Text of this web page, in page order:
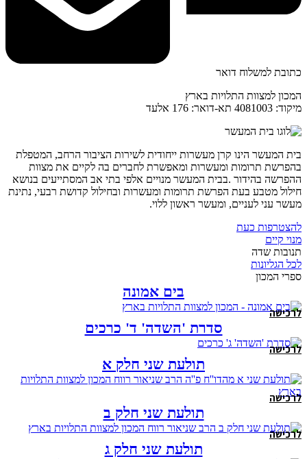
כתובת למשלוח דואר
המכון למצוות התלויות בארץ
מיקוד: 4081003 תא-דואר: 176 אלעד
בית המעשר הינו קרן מעשרות ייחודית לשירות הציבור הרחב, המטפלת
בהפרשת תרומות ומעשרות ומאפשרת לחברים בה לקיים את מצוות
ההפרשה בהידור .בבית המעשר מנויים אלפי בתי אב המסתייעים בנושא
חילול מטבע בעת הפרשת תרומות ומעשרות ובחילול קדושת רבעי, נתינת
מעשר עני לעניים, ומעשר ראשון ללוי.
להצטרפות כעת
מנוי קיים
תנובות שדה
לכל הגליונות
ספרי המכון
בים אמונה
לרכישה
סדרת 'השדה' ד' כרכים
לרכישה
תולעת שני חלק א
לרכישה
תולעת שני חלק ב
לרכישה
תולעת שני חלק ג